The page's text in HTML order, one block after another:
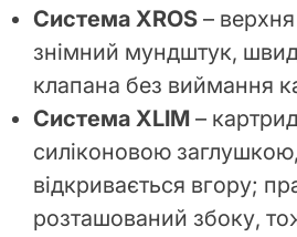
Система XROS –
знімний мундштук,
клапана без виймання
Система XLIM –
силіконовою
відкривається вгору;
розташований збоку,